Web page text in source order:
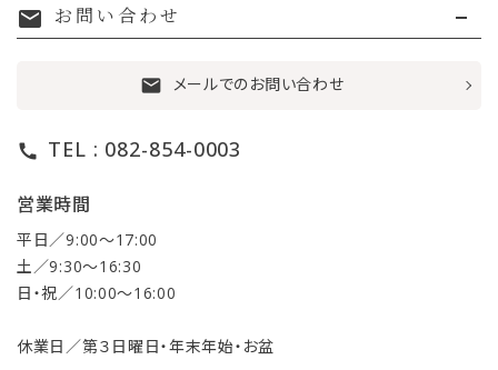
mail お問い合わせ
mail メールでのお問い合わせ
call TEL : 082-854-0003
営業時間
平日／9:00〜17:00
土／9:30〜16:30
日・祝／10:00〜16:00
休業日／第３日曜日・年末年始・お盆